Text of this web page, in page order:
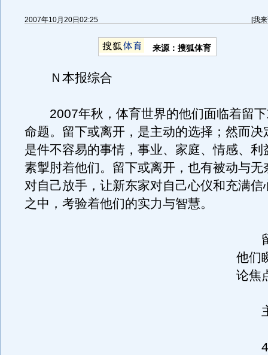
2007年10月20日02:25 [我
来源：搜狐体育
Ｎ本报综合
2007年秋，体育世界的他们面临着留下
命题。留下或离开，是主动的选择；然而决
是件不容易的事情，事业、家庭、情感、利
素掣肘着他们。留下或离开，也有被动与无
对自己放手，让新东家对自己心仪和充满信
之中，考验着他们的实力与智慧。
留
他们
论焦
主
48